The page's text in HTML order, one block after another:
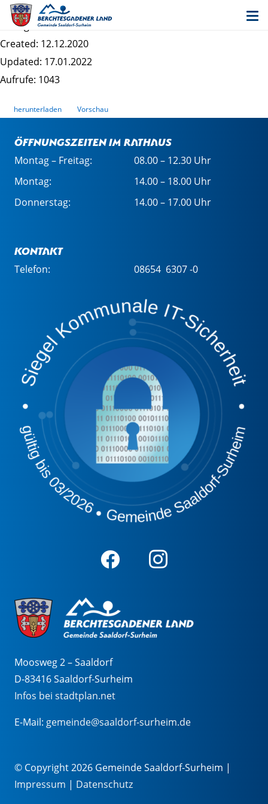
Bebauungsplan "Saaldorf II-2" - Planzeichnung
Dateigrösse: 877.74 KB
Created: 12.12.2020
Updated: 17.01.2022
Aufrufe: 1043
herunterladen Vorschau
Öffnungszeiten im Rathaus
Montag – Freitag:
08.00 – 12.30 Uhr
Montag:
14.00 – 18.00 Uhr
Donnerstag:
14.00 – 17.00 Uhr
Kontakt
Telefon: 08654 6307 -0
Moosweg 2 – Saaldorf
D-83416 Saaldorf-Surheim
Infos bei stadtplan.net
E-Mail: gemeinde@saaldorf-surheim.de
© Copyright 2026 Gemeinde Saaldorf-Surheim |
Impressum | Datenschutz